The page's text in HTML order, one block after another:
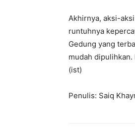
Akhirnya, aksi-
runtuhnya
Gedung yang
mudah
(ist)
Penulis: Saiq